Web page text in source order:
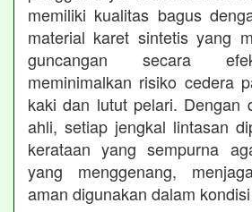
memiliki kualitas bagus
material karet sintetis yang
guncangan secara
meminimalkan risiko cedera
kaki dan lutut pelari. Dengan
ahli, setiap jengkal lintasan
kerataan yang sempurna
yang menggenang,
aman digunakan dalam